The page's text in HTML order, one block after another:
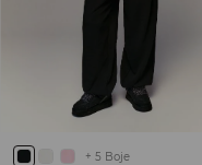
+ 5 Boje